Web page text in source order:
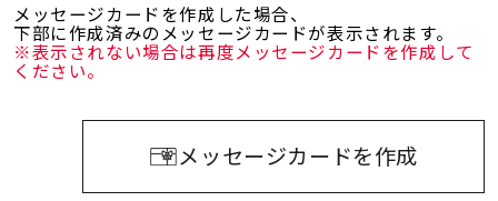
メッセージカードを作成した場合、
下部に作成済みのメッセージカードが表示されます。
※表示されない場合は再度メッセージカードを作成して
ください。
メッセージカードを作成